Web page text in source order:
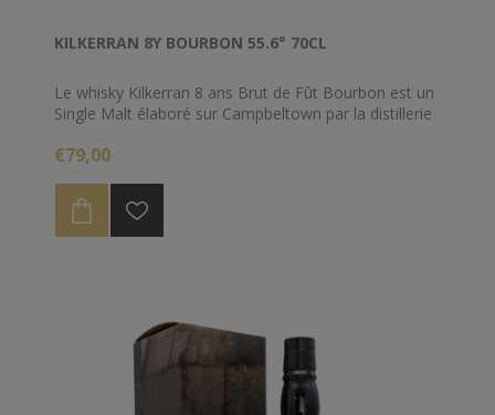
KILKERRAN 8Y BOURBON 55.6° 70CL
Le whisky Kilkerran 8 ans Brut de Fût Bourbon est un
Single Malt élaboré sur Campbeltown par la distillerie
en ex-fûts de Bourbon pendant 8 ans, cette cuvée de
55,6°, c’est le degré naturel auquel a été embouteillé
ce whisky tourbé.
€79,00